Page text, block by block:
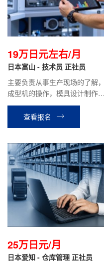
19万日元左右/月
日本富山 - 技术员 正社员
主要负责从事生产现场的了解，
成型机的操作，模具设计制作等
相关工作。
查看报名
25万日元/月
日本爱知 - 仓库管理 正社员